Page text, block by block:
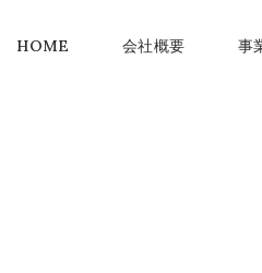
HOME 会社概要 事